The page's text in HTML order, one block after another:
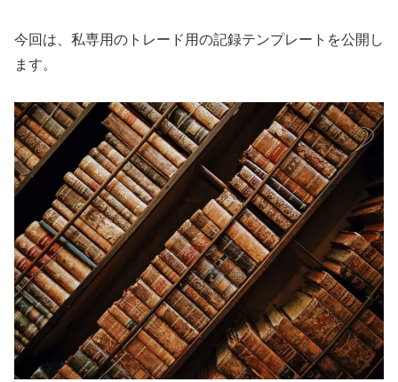
今回は、私専用のトレード用の記録テンプレートを公開し
ます。